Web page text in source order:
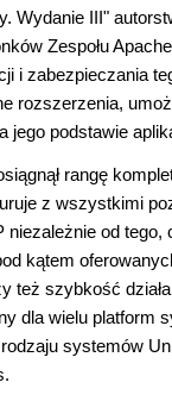
Wydanie III"
Zespołu
i zabezpieczania
rozszerzenia,
jego podstawie
rangę
z wszystkimi
niezależnie od tego,
kątem
też szybkość
dla wielu platform
systemów